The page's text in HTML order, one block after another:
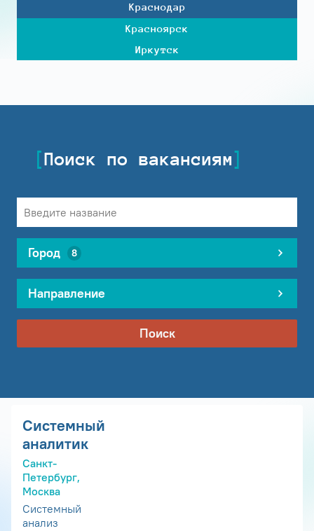
Краснодар
Красноярск
Иркутск
Поиск по вакансиям
Город 8
Направление
Поиск
Системный
аналитик
Санкт-
Петербург,
Москва
Системный
анализ